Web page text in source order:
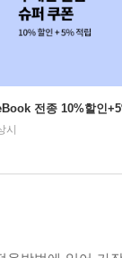
전종 10%할인
시